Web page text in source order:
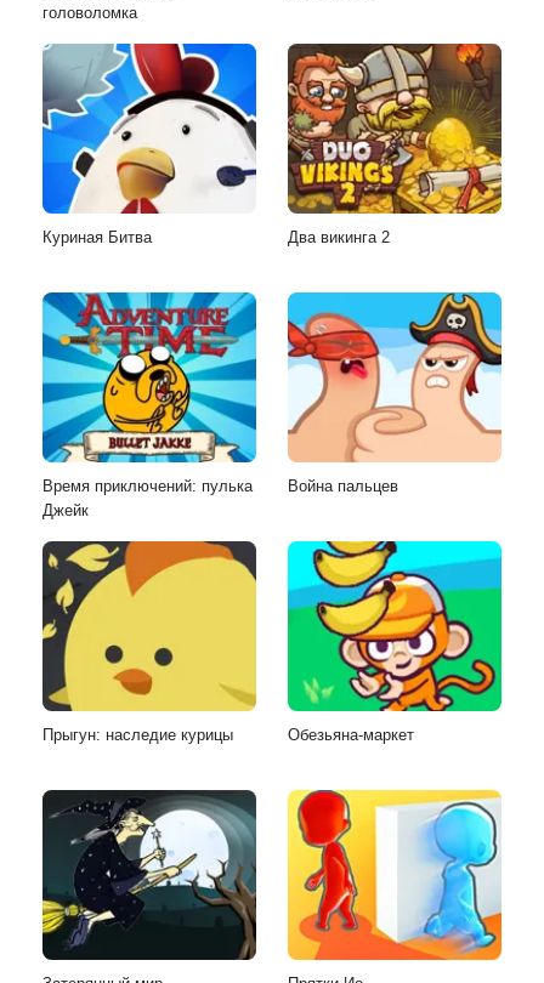
головоломка
Куриная Битва Два викинга 2
Время приключений: пулька
Джейк
Война пальцев
Прыгун: наследие курицы Обезьяна-маркет